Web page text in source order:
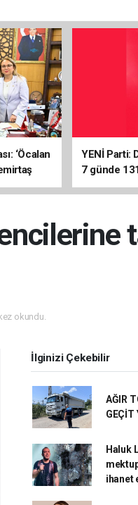
‘Öcalan
YENİ Parti:
7 günde
liralık
okundu.
İlginizi Çekebilir
AĞIR
GEÇİT
Haluk
ihanet